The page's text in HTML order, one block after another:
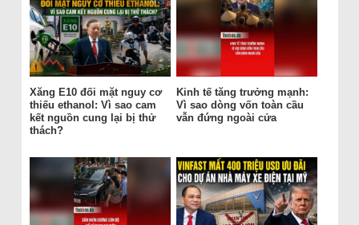
Xăng E10 đối mặt nguy cơ
thiếu ethanol: Vì sao cam
kết nguồn cung lại bị thử
thách?
Kinh tế tăng trưởng mạnh:
Vì sao dòng vốn toàn cầu
vẫn đứng ngoài cửa